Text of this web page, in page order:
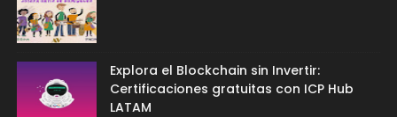
Explora el Blockchain sin Invertir:
Certificaciones gratuitas con ICP Hub
LATAM